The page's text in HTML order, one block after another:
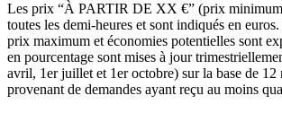
Les prix “À PARTIR DE XX €” (prix
toutes les demi-heures et sont indiqués en
prix maximum et économies potentielles sont
en pourcentage sont mises à jour
avril, 1er juillet et 1er octobre) sur la base de 12
provenant de demandes ayant reçu au moins